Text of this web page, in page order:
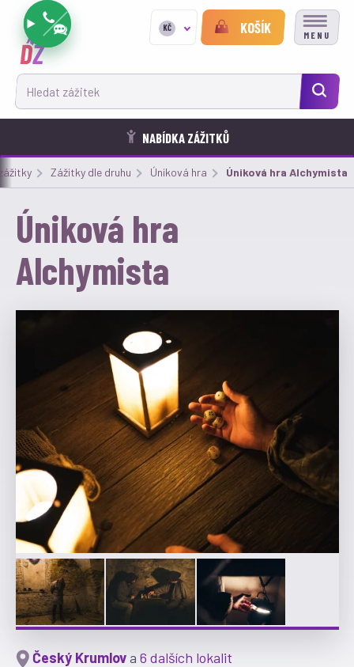
KČ KOŠÍK MENU
Hledat zážitek
NABÍDKA ZÁŽITKŮ
Zážitky dle druhu Úniková hra Aktuální:
Úniková hra Alchymista
Úniková hra
Alchymista
Český Krumlov a 6 dalších lokalit